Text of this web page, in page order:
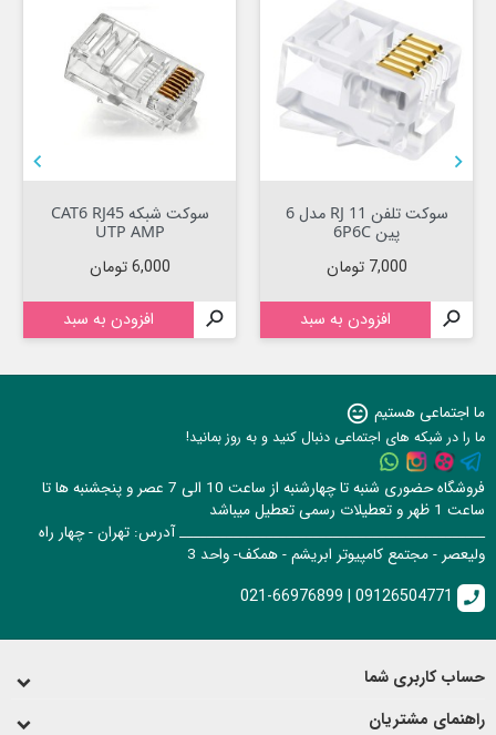

سوکت تلفن RJ 11 مدل 6
پین 6P6C
قیمت
7,000 تومان
 افزودن به سبد
سوکت شبکه CAT6 RJ45
UTP AMP
قیمت
6,000 تومان
 افزودن به سبد

ما اجتماعی هستیم sentiment_very_satisfied
ما را در شبکه های اجتماعی دنبال کنید و به روز بمانید!
فروشگاه حضوری شنبه تا چهارشنبه از ساعت 10 الی 7 عصر و پنجشنبه ها تا
ساعت 1 ظهر و تعطیلات رسمی تعطیل میباشد
______________________________________________ آدرس: تهران - چهار راه
ولیعصر - مجتمع کامپیوتر ابریشم - همکف- واحد 3
call
021-66976899 | 09126504771
حساب کاربری شما
راهنمای مشتریان